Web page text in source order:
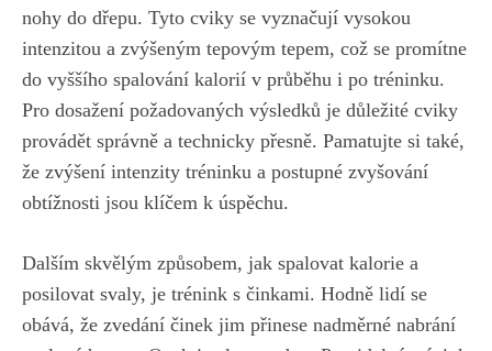
nohy​ do dřepu. Tyto ⁢cviky​ se vyznačují vysokou
intenzitou‌ a⁤ zvýšeným tepovým tepem, ⁣což se promítne
do​ vyššího spalování kalorií v průběhu i po tréninku.
⁢Pro dosažení požadovaných výsledků je⁤ důležité cviky
‌provádět ‌správně ⁤a technicky přesně. Pamatujte si také,
že zvýšení intenzity tréninku a postupné zvyšování
obtížnosti ⁣jsou⁣ klíčem ‍k úspěchu.
Dalším⁢ skvělým způsobem, ‍jak spalovat ​kalorie a
posilovat svaly, je trénink s ‌činkami. Hodně lidí se
obává, že zvedání činek jim přinese‌ nadměrné nabrání